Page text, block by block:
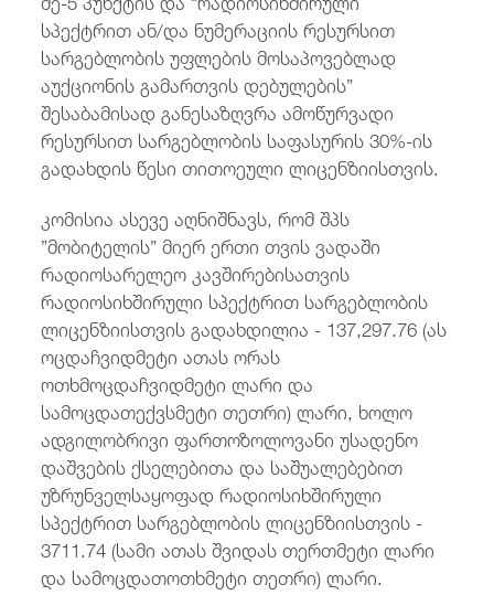
სპექტრით ან/და ნუმერაციის რესურსით
სარგებლობის უფლების მოსაპოვებლად
აუქციონის გამართვის დებულების”
შესაბამისად განესაზღვრა ამოწურვადი
რესურსით სარგებლობის საფასურის 30%-ის
გადახდის წესი თითოეული ლიცენზიისთვის.
კომისია ასევე აღნიშნავს, რომ შპს
”მობიტელის” მიერ ერთი თვის ვადაში
რადიოსარელეო კავშირებისათვის
რადიოსიხშირული სპექტრით სარგებლობის
ლიცენზიისთვის გადახდილია - 137,297.76 (ას
ოცდაჩვიდმეტი ათას ორას
ოთხმოცდაჩვიდმეტი ლარი და
სამოცდათექვსმეტი თეთრი) ლარი, ხოლო
ადგილობრივი ფართოზოლოვანი უსადენო
დაშვების ქსელებითა და საშუალებებით
უზრუნველსაყოფად რადიოსიხშირული
სპექტრით სარგებლობის ლიცენზიისთვის -
3711.74 (სამი ათას შვიდას თერთმეტი ლარი
და სამოცდათოთხმეტი თეთრი) ლარი.